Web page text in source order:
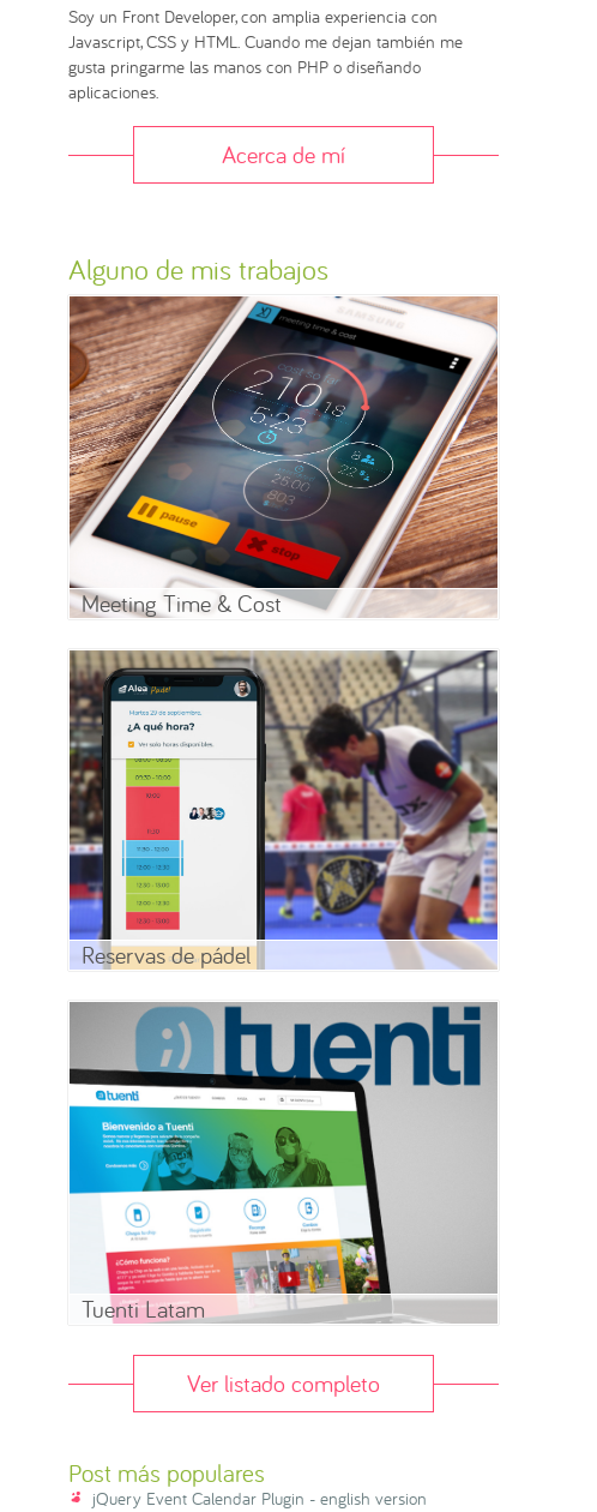
Soy un Front Developer, con amplia experiencia con
Javascript, CSS y HTML. Cuando me dejan también me
gusta pringarme las manos con PHP o diseñando
aplicaciones.
Acerca de mí
Alguno de mis trabajos
Meeting Time & Cost
Reservas de pádel
Tuenti Latam
Ver listado completo
Post más populares
jQuery Event Calendar Plugin - english version